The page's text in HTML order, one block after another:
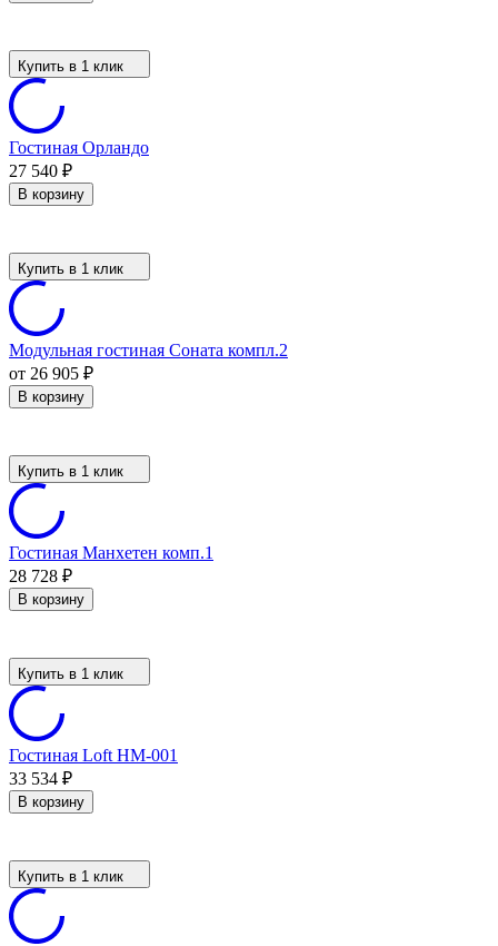
Купить в 1 клик
Гостиная Орландо
27 540 ₽
В корзину
Купить в 1 клик
Модульная гостиная Соната компл.2
от 26 905 ₽
В корзину
Купить в 1 клик
Гостиная Манхетен комп.1
28 728 ₽
В корзину
Купить в 1 клик
Гостиная Loft НМ-001
33 534 ₽
В корзину
Купить в 1 клик